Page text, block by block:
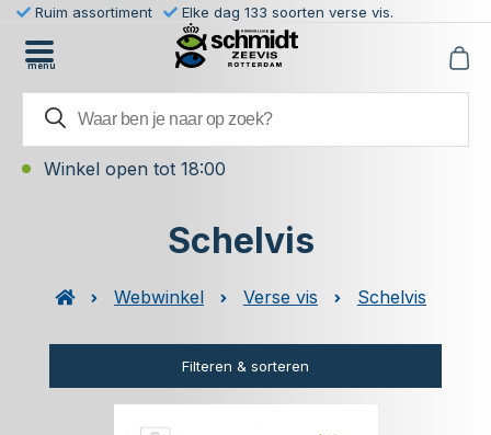
Ruim assortiment Elke dag 133 soorten verse vis.
menu
Winkel open tot 18:00
Schelvis
Webwinkel Verse vis Schelvis
Filteren & sorteren